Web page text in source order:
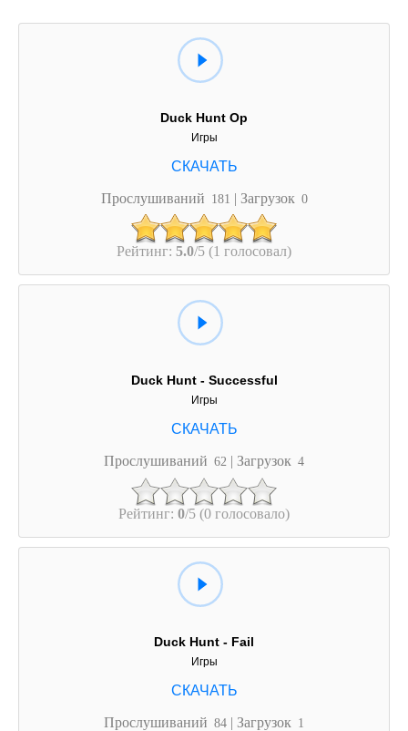
Duck Hunt Op
Игры
Прослушиваний 181 | Загрузок 0
Рейтинг: 5.0/5 (1 голосовал)
Duck Hunt - Successful
Игры
Прослушиваний 62 | Загрузок 4
Рейтинг: 0/5 (0 голосовало)
Duck Hunt - Fail
Игры
Прослушиваний 84 | Загрузок 1